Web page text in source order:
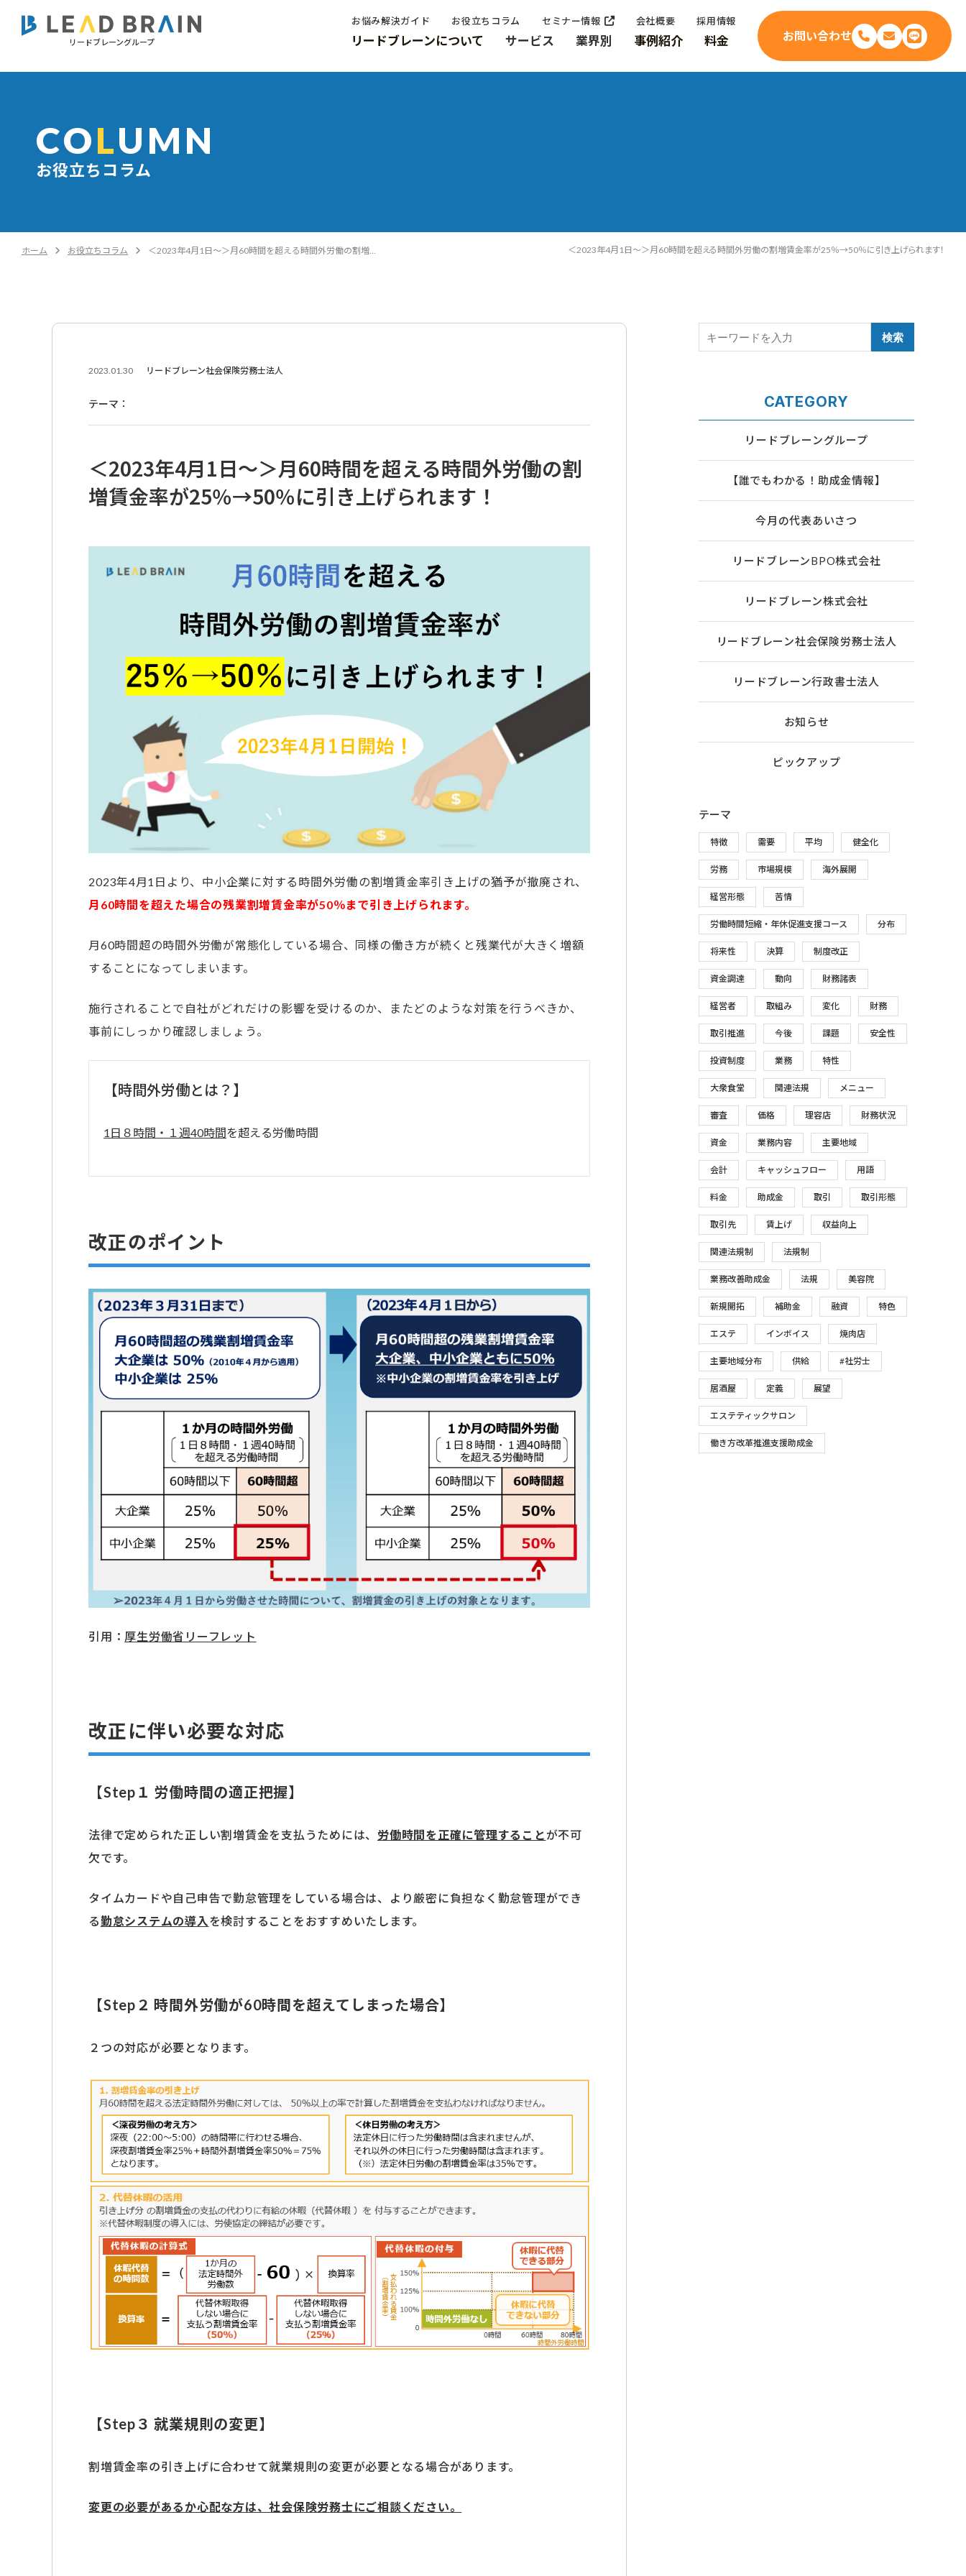
リードブレーングループ
お悩み解決ガイド お役立ちコラム セミナー情報 会社概要 採用情報
リードブレーンについて サービス 業界別 事例紹介 料金 お問い合わせ
＜2023年4月1日～＞月60時間を超える時間外労働の割増賃金率が25％→50％に引き上げられます！
お役立ちコラム
COLUMN
ホーム お役立ちコラム ＜2023年4月1日～＞月60時間を超える時間外労働の割増賃金率が25％→50％に引き上げられます！
2023.01.30 リードブレーン社会保険労務士法人
テーマ：
＜2023年4月1日～＞月60時間を超える時間外労働の割
増賃金率が25％→50％に引き上げられます！
2023年4月1日より、中小企業に対する時間外労働の割増賃金率引き上げの猶予が撤廃され、
月60時間を超えた場合の残業割増賃金率が50％まで引き上げられます。
月60時間超の時間外労働が常態化している場合、同様の働き方が続くと残業代が大きく増額
することになってしまいます。
施行されることで自社がどれだけの影響を受けるのか、またどのような対策を行うべきか、
事前にしっかり確認しましょう。
【時間外労働とは？】
1日８時間・１週40時間を超える労働時間
改正のポイント
引用： 厚生労働省リーフレット
改正に伴い必要な対応
【Step１ 労働時間の適正把握】
法律で定められた正しい割増賃金を支払うためには、 労働時間を正確に管理することが不可
欠です。
タイムカードや自己申告で勤怠管理をしている場合は、より厳密に負担なく勤怠管理ができ
る勤怠システムの導入を検討することをおすすめいたします。
【Step２ 時間外労働が60時間を超えてしまった場合】
２つの対応が必要となります。
【Step３ 就業規則の変更】
割増賃金率の引き上げに合わせて就業規則の変更が必要となる場合があります。
変更の必要があるか心配な方は、社会保険労務士にご相談ください。
CATEGORY
リードブレーングループ
【誰でもわかる！助成金情報】
今月の代表あいさつ
リードブレーンBPO株式会社
リードブレーン株式会社
リードブレーン社会保険労務士法人
リードブレーン行政書士法人
お知らせ
ピックアップ
テーマ
特徴 需要 平均 健全化
労務 市場規模 海外展開
経営形態 苦情
労働時間短縮・年休促進支援コース 分布
将来性 決算 制度改正
資金調達 動向 財務諸表
経営者 取組み 変化 財務
取引推進 今後 課題 安全性
投資制度 業務 特性
大衆食堂 関連法規 メニュー
審査 価格 理容店 財務状況
資金 業務内容 主要地域
会計 キャッシュフロー 用語
料金 助成金 取引 取引形態
取引先 賃上げ 収益向上
関連法規制 法規制
業務改善助成金 法規 美容院
新規開拓 補助金 融資 特色
エステ インボイス 焼肉店
主要地域分布 供給 #社労士
居酒屋 定義 展望
エステティックサロン
働き方改革推進支援助成金